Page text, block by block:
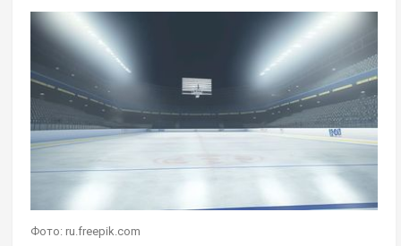
Фото: ru.freepik.com